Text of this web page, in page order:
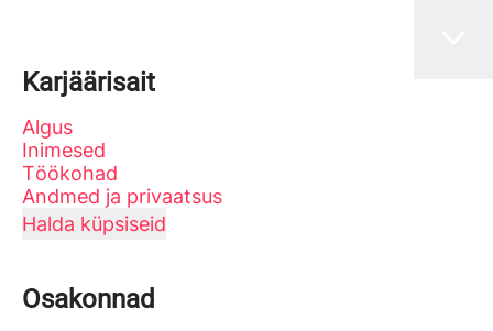
Karjäärisait
Algus
Inimesed
Töökohad
Andmed ja privaatsus
Halda küpsiseid
Osakonnad